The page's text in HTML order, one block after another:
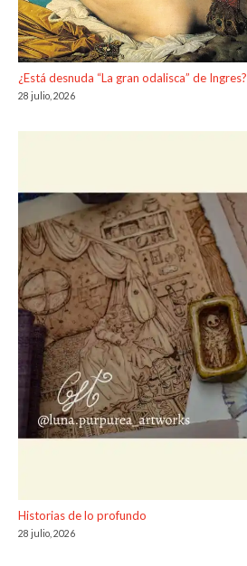
¿Está desnuda “La gran odalisca” de Ingres?
28 julio, 2026
Historias de lo profundo
28 julio, 2026